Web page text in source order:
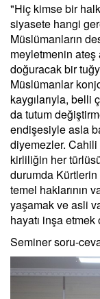
"Hiç kimse bir
siyasete hangi
Müslümanların
meyletmenin ateş
doğuracak bir
Müslümanlar
kaygılarıyla, belli
da tutum
endişesiyle asla
diyemezler. Cahili
kirliliğin her
durumda
temel haklarının
yaşamak ve asli
hayatı inşa etmek
Seminer soru-